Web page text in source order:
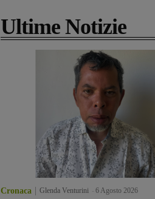
Ultime Notizie
Cronaca Glenda Venturini 6 Agosto 2026